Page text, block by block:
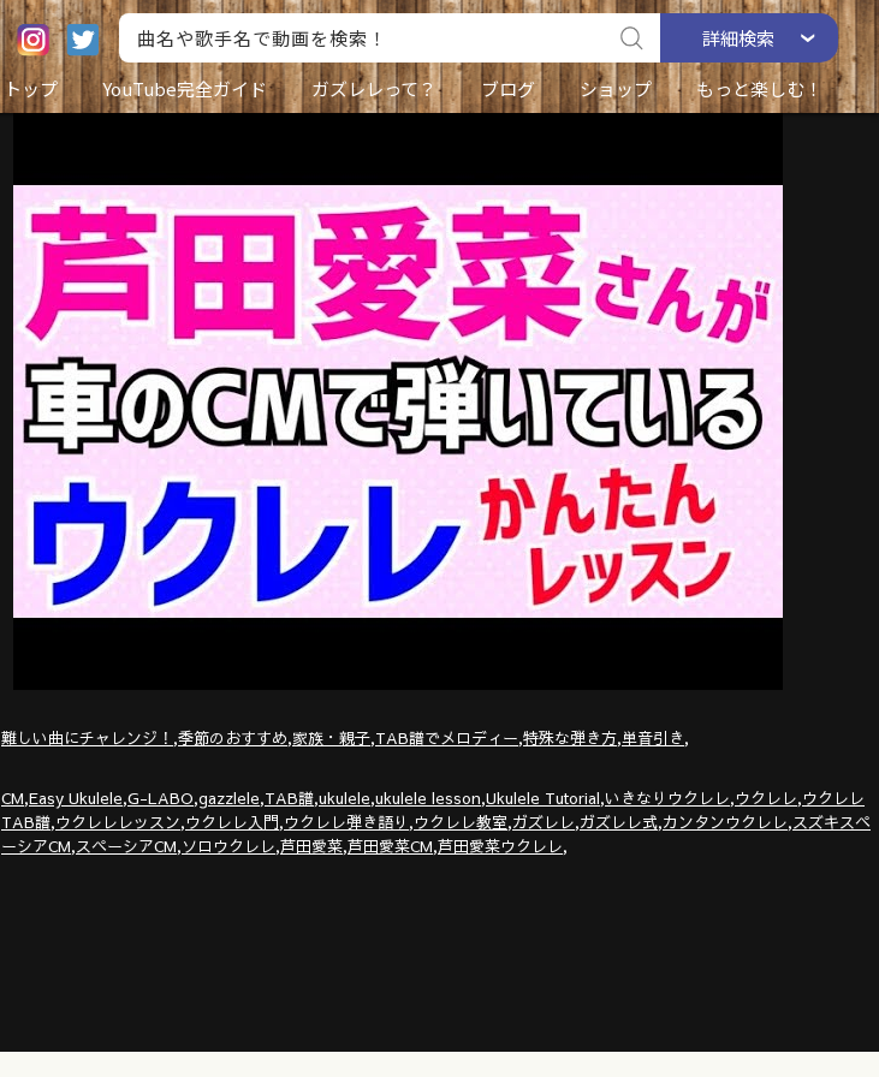
詳細検索
トップ
YouTube完全ガイド ガズレレって？ ブログ ショップ もっと楽しむ！
難しい曲にチャレンジ！ ,季節のおすすめ,家族・親子,TAB譜でメロディー,特殊な弾き方,単音引き,
CM,Easy Ukulele,G-LABO,gazzlele,TAB譜,ukulele,ukulele lesson,Ukulele Tutorial,いきなりウクレレ,ウクレレ,ウクレレ
TAB譜,ウクレレレッスン,ウクレレ入門,ウクレレ弾き語り ,ウクレレ教室,ガズレレ,ガズレレ式,カンタンウクレレ,スズキスペ
ーシアCM,スペーシアCM,ソロウクレレ,芦田愛菜,芦田愛菜CM,芦田愛菜ウクレレ,